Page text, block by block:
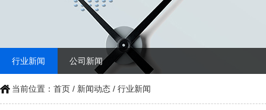
行业新闻 公司新闻
当前位置： 首页 / 新闻动态 / 行业新闻